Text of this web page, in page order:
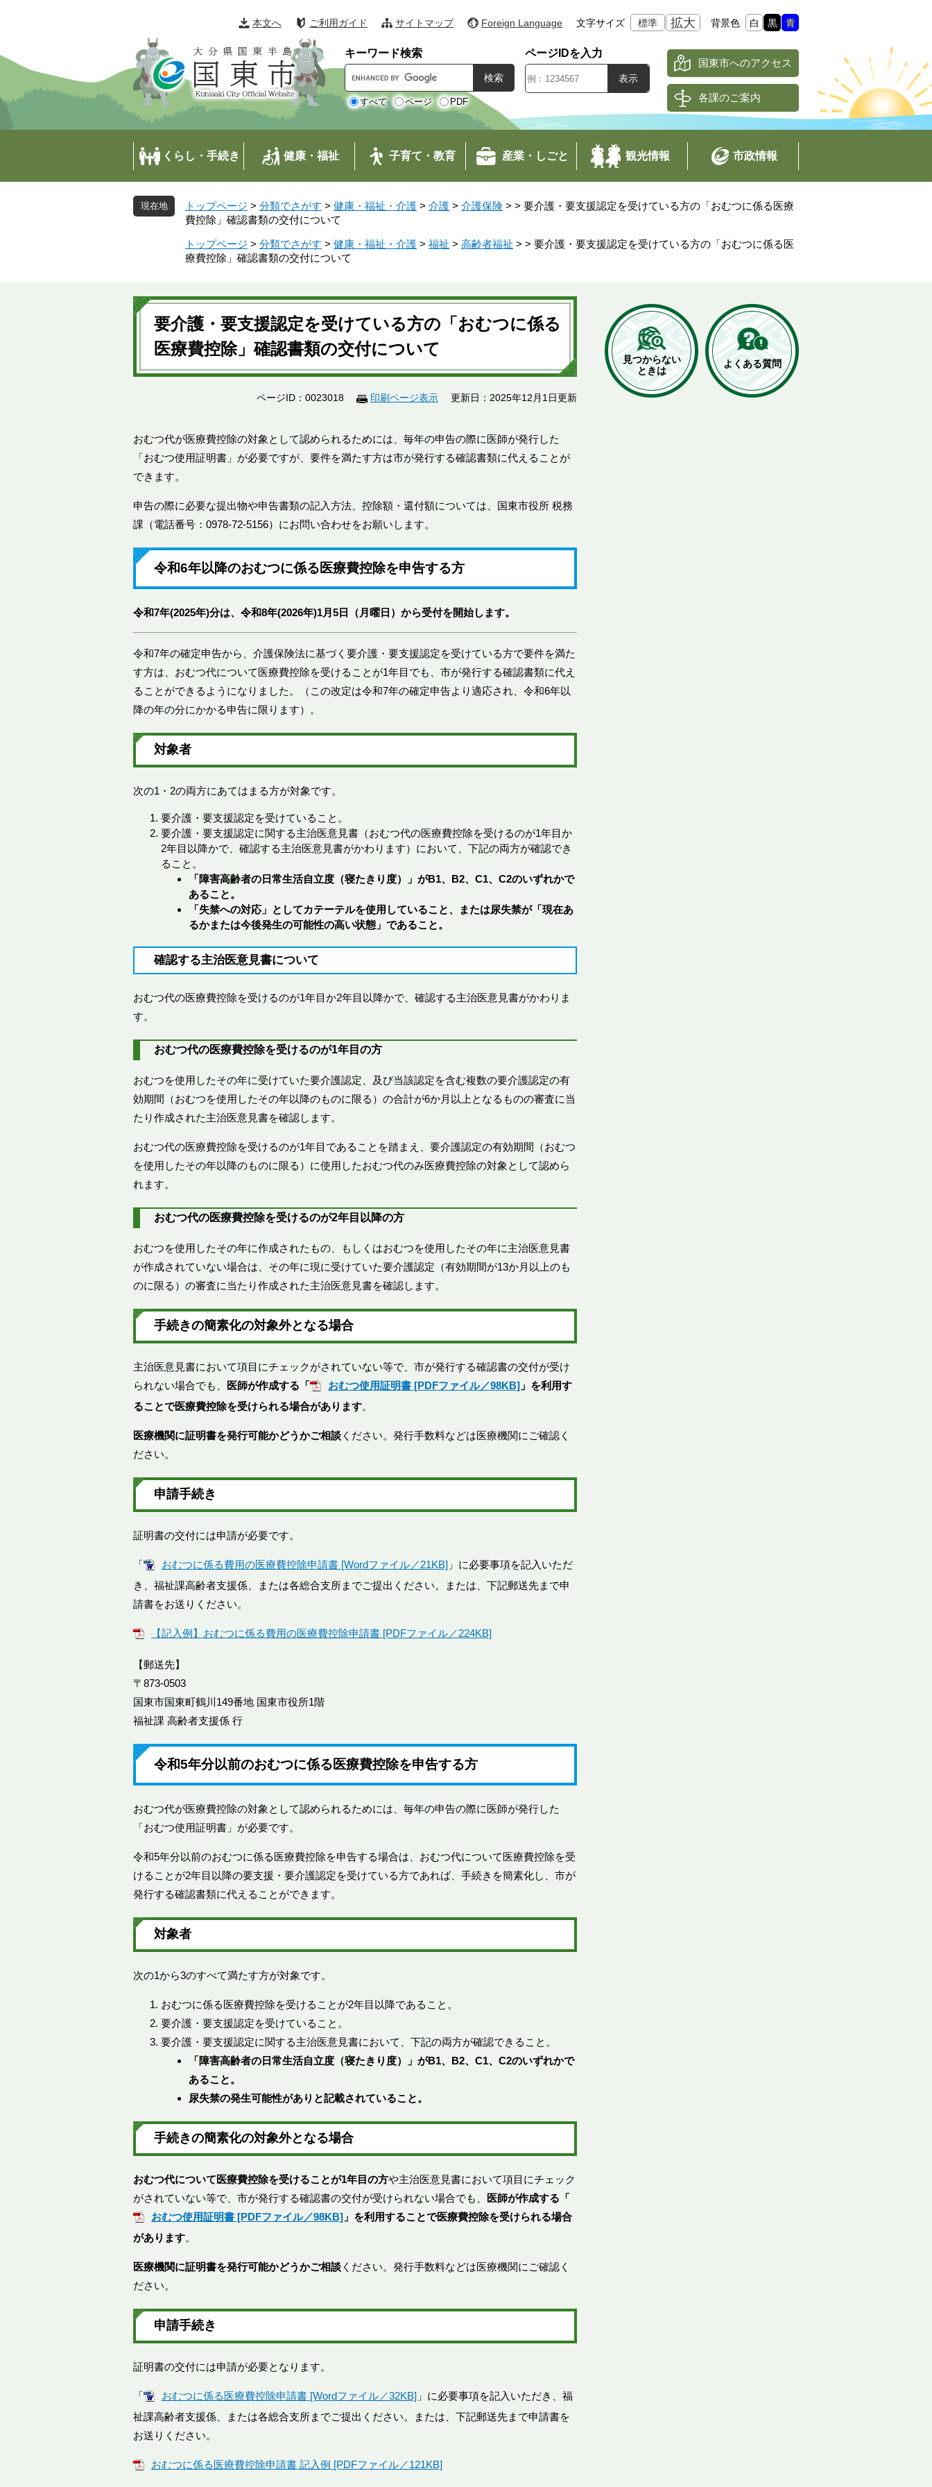
の
で
す
。
ー
ば
し
て
本文へ ご利用ガイド サイトマップ Foreign Language 文字サイズ 標準 拡大 背景色 白 黒 青
キーワード検索
o
o
l
ム
索
すべて ページ PDF
ページIDを入力
国東市へのアクセス
各課のご案内
くらし・手続き 健康・福祉 子育て・教育 産業・しごと 観光情報 市政情報
トップページ > 分類でさがす > 健康・福祉・介護 > 介護 > 介護保険 > > 要介護・要支援認定を受けている方の「おむつに係る医療
費控除」確認書類の交付について
トップページ > 分類でさがす > 健康・福祉・介護 > 福祉 > 高齢者福祉 > > 要介護・要支援認定を受けている方の「おむつに係る医
療費控除」確認書類の交付について
本
文
要介護・要支援認定を受けている方の「おむつに係る
医療費控除」確認書類の交付について
ページID：0023018 印刷ページ表示 更新日：2025年12月1日更新
おむつ代が医療費控除の対象として認められるためには、毎年の申告の際に医師が発行した
「おむつ使用証明書」が必要ですが、要件を満たす方は市が発行する確認書類に代えることが
できます。
申告の際に必要な提出物や申告書類の記入方法、控除額・還付額については、国東市役所 税務
課（電話番号：0978-72-5156）にお問い合わせをお願いします。
令和6年以降のおむつに係る医療費控除を申告する方
令和7年(2025年)分は、令和8年(2026年)1月5日（月曜日）から受付を開始します。​
令和7年の確定申告から、介護保険法に基づく要介護・要支援認定を受けている方で要件を満た
す方は、おむつ代について医療費控除を受けることが1年目でも、市が発行する確認書類に代え
ることができるようになりました。（この改定は令和7年の確定申告より適応され、令和6年以
降の年の分にかかる申告に限ります）。
対象者
次の1・2の両方にあてはまる方が対象です。
要介護・要支援認定を受けていること。
要介護・要支援認定に関する主治医意見書（おむつ代の医療費控除を受けるのが1年目か
2年目以降かで、確認する主治医意見書がかわります）において、下記の両方が確認でき
ること。
「障害高齢者の日常生活自立度（寝たきり度）」がB1、B2、C1、C2のいずれかで
あること。
「失禁への対応」としてカテーテルを使用していること、または尿失禁が「現在あ
るかまたは今後発生の可能性の高い状態」であること。
確認する主治医意見書について
おむつ代の医療費控除を受けるのが1年目か2年目以降かで、確認する主治医意見書がかわりま
す。
おむつ代の医療費控除を受けるのが1年目の方
おむつを使用したその年に受けていた要介護認定、及び当該認定を含む複数の要介護認定の有
効期間（おむつを使用したその年以降のものに限る）の合計が6か月以上となるものの審査に当
たり作成された主治医意見書を確認します。
おむつ代の医療費控除を受けるのが1年目であることを踏まえ、要介護認定の有効期間（おむつ
を使用したその年以降のものに限る）に使用したおむつ代のみ医療費控除の対象として認めら
れます。
おむつ代の医療費控除を受けるのが2年目以降の方
おむつを使用したその年に作成されたもの、もしくはおむつを使用したその年に主治医意見書
が作成されていない場合は、その年に現に受けていた要介護認定（有効期間が13か月以上のも
のに限る）の審査に当たり作成された主治医意見書を確認します。​
手続きの簡素化の対象外となる場合
主治医意見書において項目にチェックがされていない等で、市が発行する確認書の交付が受け
られない場合でも、
医師が作成する「 おむつ使用証明書 [PDFファイル／98KB] 」を利用す
ることで医療費控除を受けられる場合があります。
医療機関に証明書を発行可能かどうかご相談 ください。発行手数料などは医療機関にご確認く
ださい。
申請手続き
証明書の交付には申請が必要です。
「 おむつに係る費用の医療費控除申請書 [Wordファイル／21KB] 」に必要事項を記入いただ
き、福祉課高齢者支援係、または各総合支所までご提出ください。または、下記郵送先まで申
請書をお送りください。
【記入例】おむつに係る費用の医療費控除申請書 [PDFファイル／224KB]
【郵送先】
〒873-0503
国東市国東町鶴川149番地 国東市役所1階
福祉課 高齢者支援係 行
令和5年分以前のおむつに係る医療費控除を申告する方
おむつ代が医療費控除の対象として認められるためには、毎年の申告の際に医師が発行した
「おむつ使用証明書」が必要です。
令和5年分以前のおむつに係る医療費控除を申告する場合は、おむつ代について医療費控除を受
けることが2年目以降の要支援・要介護認定を受けている方であれば、手続きを簡素化し、市が
発行する確認書類に代えることができます。
対象者
次の1から3のすべて満たす方が対象です。
おむつに係る医療費控除を受けることが2年目以降であること。
要介護・要支援認定を受けていること。
要介護・要支援認定に関する主治医意見書において、下記の両方が確認できること。
「障害高齢者の日常生活自立度（寝たきり度）」がB1、B2、C1、C2のいずれかで
あること。
尿失禁の発生可能性がありと記載されていること。
​手続きの簡素化の対象外となる場合
おむつ代について医療費控除を受けることが1年目の方や主治医意見書において項目にチェック
がされていない等で、市が発行する確認書の交付が受けられない場合でも、
医師が作成する「
おむつ使用証明書 [PDFファイル／98KB] 」を利用することで医療費控除を受けられる場合
があります。
医療機関に証明書を発行可能かどうかご相談 ください。発行手数料などは医療機関にご確認く
ださい。
申請手続き
証明書の交付には申請が必要となります。
「 おむつに係る医療費控除申請書 [Wordファイル／32KB] 」に必要事項を記入いただき、福
祉課高齢者支援係、または各総合支所までご提出ください。または、下記郵送先まで申請書を
お送りください。
おむつに係る医療費控除申請書 記入例 [PDFファイル／121KB]
見つからない
ときは
よくある質問